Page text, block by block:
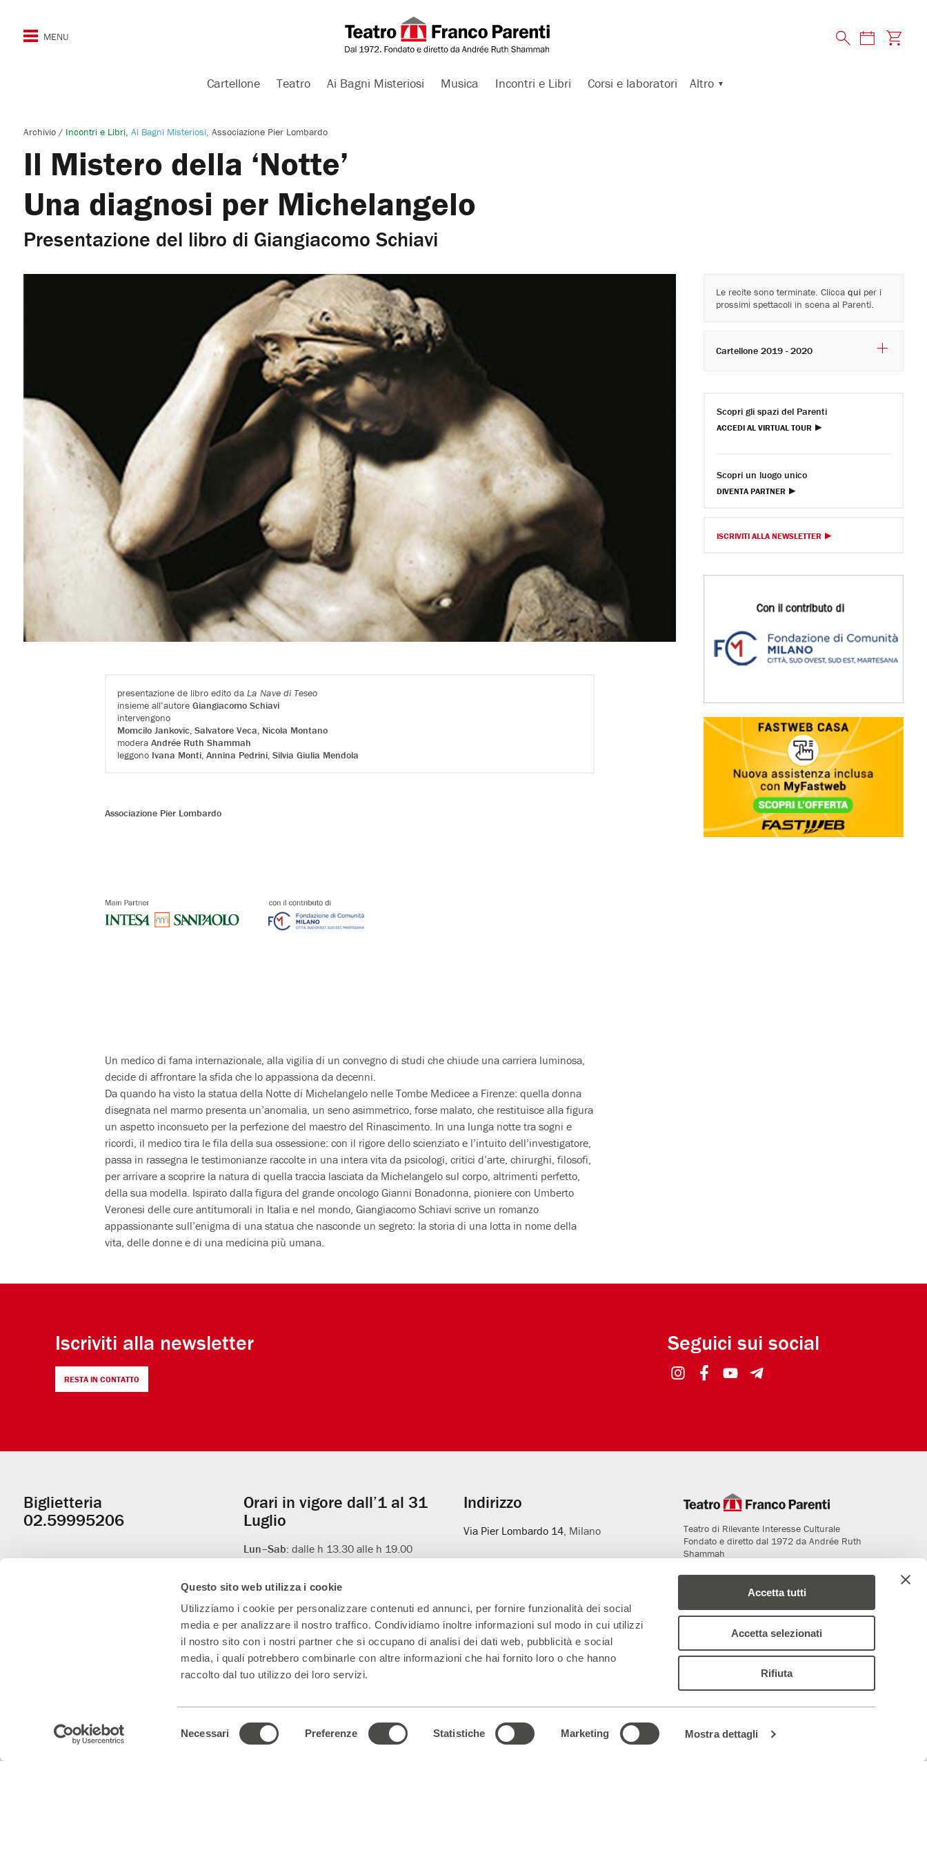
Questo sito web utilizza i cookie
Utilizziamo i cookie per personalizzare contenuti ed annunci, per fornire funzionalità dei social
media e per analizzare il nostro traffico. Condividiamo inoltre informazioni sul modo in cui utilizzi
il nostro sito con i nostri partner che si occupano di analisi dei dati web, pubblicità e social
media, i quali potrebbero combinarle con altre informazioni che hai fornito loro o che hanno
raccolto dal tuo utilizzo dei loro servizi.
Necessari Preferenze Statistiche Marketing Mostra dettagli
Accetta tutti
Accetta selezionati
Rifiuta
Cartellone Teatro Ai Bagni Misteriosi Musica Incontri e Libri Corsi e laboratori Altro
Archivio / Incontri e Libri Ai Bagni Misteriosi Associazione Pier Lombardo
Il Mistero della ‘Notte’
Una diagnosi per Michelangelo
Presentazione del libro di Giangiacomo Schiavi
presentazione de libro edito daLa Nave di Teseo
insieme all’autoreGiangiacomo Schiavi
intervengono
Momcilo Jankovic, Salvatore Veca, Nicola Montano
modera Andrée Ruth Shammah
leggono Ivana Monti, Annina Pedrini, Silvia Giulia Mendola
Associazione Pier Lombardo
Un medico di fama internazionale, alla vigilia di un convegno di studi che chiude una carriera luminosa,
decide di affrontare la sfida che lo appassiona da decenni.
Da quando ha visto la statua della Notte di Michelangelo nelle Tombe Medicee a Firenze: quella donna
disegnata nel marmo presenta un’anomalia, un seno asimmetrico, forse malato, che restituisce alla figura
un aspetto inconsueto per la perfezione del maestro del Rinascimento. In una lunga notte tra sogni e
ricordi, il medico tira le fila della sua ossessione: con il rigore dello scienziato e l’intuito dell’investigatore,
passa in rassegna le testimonianze raccolte in una intera vita da psicologi, critici d’arte, chirurghi, filosofi,
per arrivare a scoprire la natura di quella traccia lasciata da Michelangelo sul corpo, altrimenti perfetto,
della sua modella. Ispirato dalla figura del grande oncologo Gianni Bonadonna, pioniere con Umberto
Veronesi delle cure antitumorali in Italia e nel mondo, Giangiacomo Schiavi scrive un romanzo
appassionante sull’enigma di una statua che nasconde un segreto: la storia di una lotta in nome della
vita, delle donne e di una medicina più umana.
Le recite sono terminate. Clicca quiper i
prossimi spettacoli in scena al Parenti.
Cartellone 2019 - 2020
Scopri gli spazi del Parenti
ACCEDI AL VIRTUAL TOUR
Scopri un luogo unico
DIVENTA PARTNER
ISCRIVITI ALLA NEWSLETTER
Iscriviti alla newsletter
RESTA IN CONTATTO
Seguici sui social
Informazioni
utili
Biglietteria
02.59995206
Orari in vigore dall’1 al 31
Luglio
Lun–Sab: dalle h 13.30 alle h 19.00
Dom:apertura del solo botteghino un’ora
Indirizzo
Via Pier Lombardo 14, Milano
Prenotazioni344.0101739
Teatro di Rilevante Interesse Culturale
Fondato e diretto dal 1972 da Andrée Ruth
Shammah
Aderiamo al progetto Media Partner